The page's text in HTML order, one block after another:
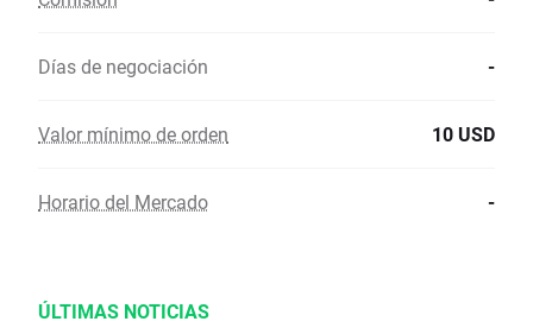
Días de negociación -
Valor mínimo de orden 10 USD
Horario del Mercado -
ÚLTIMAS NOTICIAS